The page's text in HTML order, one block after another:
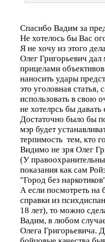
Спасибо Вадим за
Не хотелось бы Вас
Я не хочу из этого
Олег Григорьевич
прицелами
наносить удары
это уголовная
использовать в свою
не хотелрсь бы
Достаточно было бы
мэр будет
терпимость тем, кто
Видимо не зря Олег
(У
показания как сам
"Город без
А если посмотреть на
справки из
18 лет), то можно
Вадим, в любом
Олега Григорьевича.